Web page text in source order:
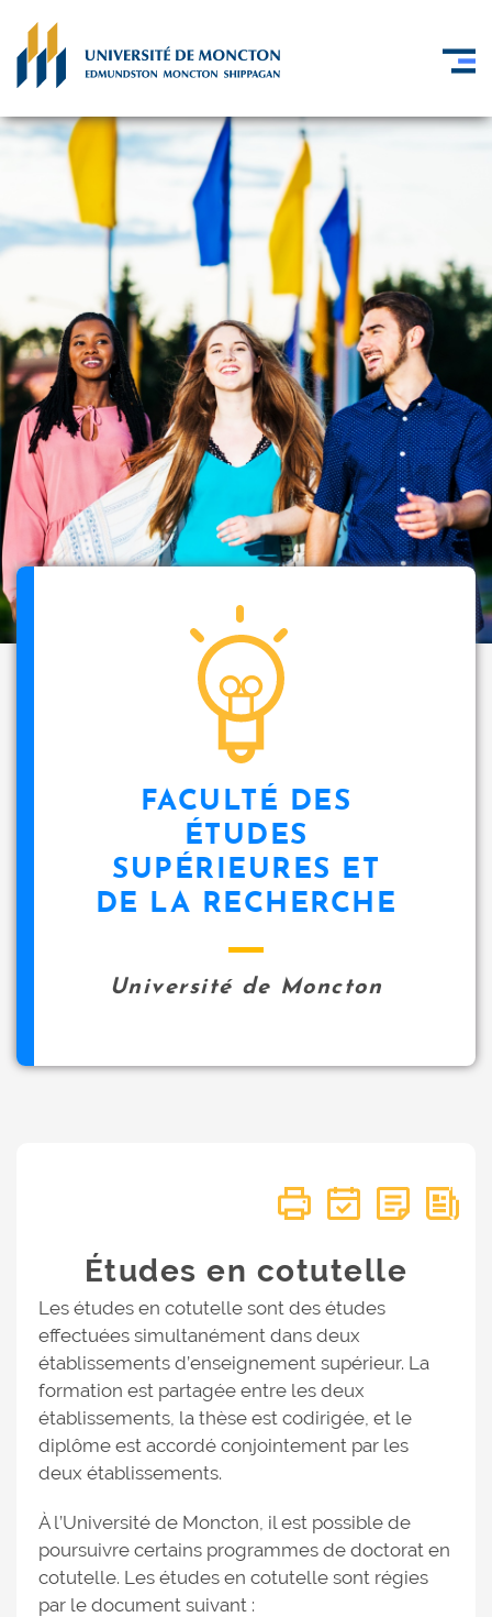
FACULTÉ DES
ÉTUDES
SUPÉRIEURES ET
DE LA RECHERCHE
Université de Moncton
Études en cotutelle
Les études en cotutelle sont des études
effectuées simultanément dans deux
établissements d’enseignement supérieur. La
formation est partagée entre les deux
établissements, la thèse est codirigée, et le
diplôme est accordé conjointement par les
deux établissements.
À l’Université de Moncton, il est possible de
poursuivre certains programmes de doctorat en
cotutelle. Les études en cotutelle sont régies
par le document suivant :